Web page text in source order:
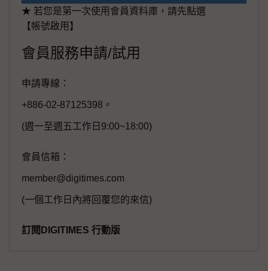
★ 若您是第一次使用會員資料庫，請先點選
【帳號啟用】
會員服務申請/試用
申請專線：
+886-02-87125398。
(週一至週五工作日9:00~18:00)
會員信箱：
member@digitimes.com
(一個工作日內將回覆您的來信)
訂閱DIGITIMES 行動版